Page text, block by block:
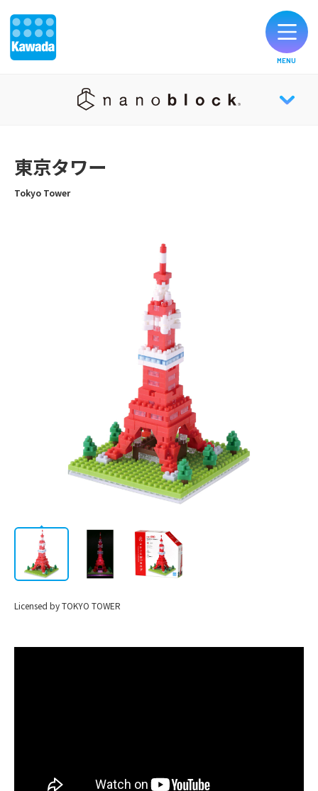
/
オリジナルブランド一覧
公式SNS
MENU
HISTORY
AWARD
LICENSE
STORE
CATALOG
東京タワー
Tokyo Tower
Licensed by TOKYO TOWER